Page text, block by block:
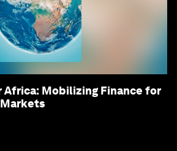
Africa: Mobilizing Finance for